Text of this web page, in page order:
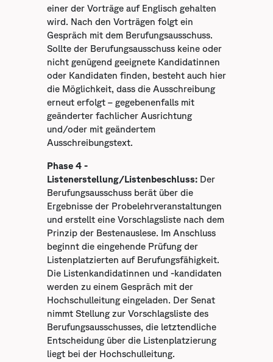
einer der Vorträge auf Englisch gehalten
wird. Nach den Vorträgen folgt ein
Gespräch mit dem Berufungsausschuss.
Sollte der Berufungsausschuss keine oder
nicht genügend geeignete Kandidatinnen
oder Kandidaten finden, besteht auch hier
die Möglichkeit, dass die Ausschreibung
erneut erfolgt – gegebenenfalls mit
geänderter fachlicher Ausrichtung
und/oder mit geändertem
Ausschreibungstext.
Phase 4 -
Listenerstellung/Listenbeschluss: Der
Berufungsausschuss berät über die
Ergebnisse der Probelehrveranstaltungen
und erstellt eine Vorschlagsliste nach dem
Prinzip der Bestenauslese. Im Anschluss
beginnt die eingehende Prüfung der
Listenplatzierten auf Berufungsfähigkeit.
Die Listenkandidatinnen und -kandidaten
werden zu einem Gespräch mit der
Hochschulleitung eingeladen. Der Senat
nimmt Stellung zur Vorschlagsliste des
Berufungsausschusses, die letztendliche
Entscheidung über die Listenplatzierung
liegt bei der Hochschulleitung.